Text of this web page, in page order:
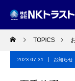
TOPICS
2023.07.31 お知らせ